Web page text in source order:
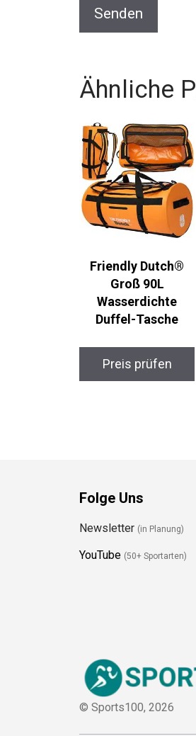
Ähnliche
Friendly Dutch®
Groß 90L
Wasserdichte
Duffel-Tasche
Preis prüfen
Folge Uns
Newsletter(in Planung)
YouTube (50+ Sportarten)
© Sports100, 2026